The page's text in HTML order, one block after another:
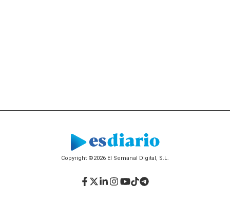
Copyright ©2026 El Semanal Digital, S.L.
Facebook
Twitter
LinkedIn
Instagram
YouTube
TikTok
Telegram